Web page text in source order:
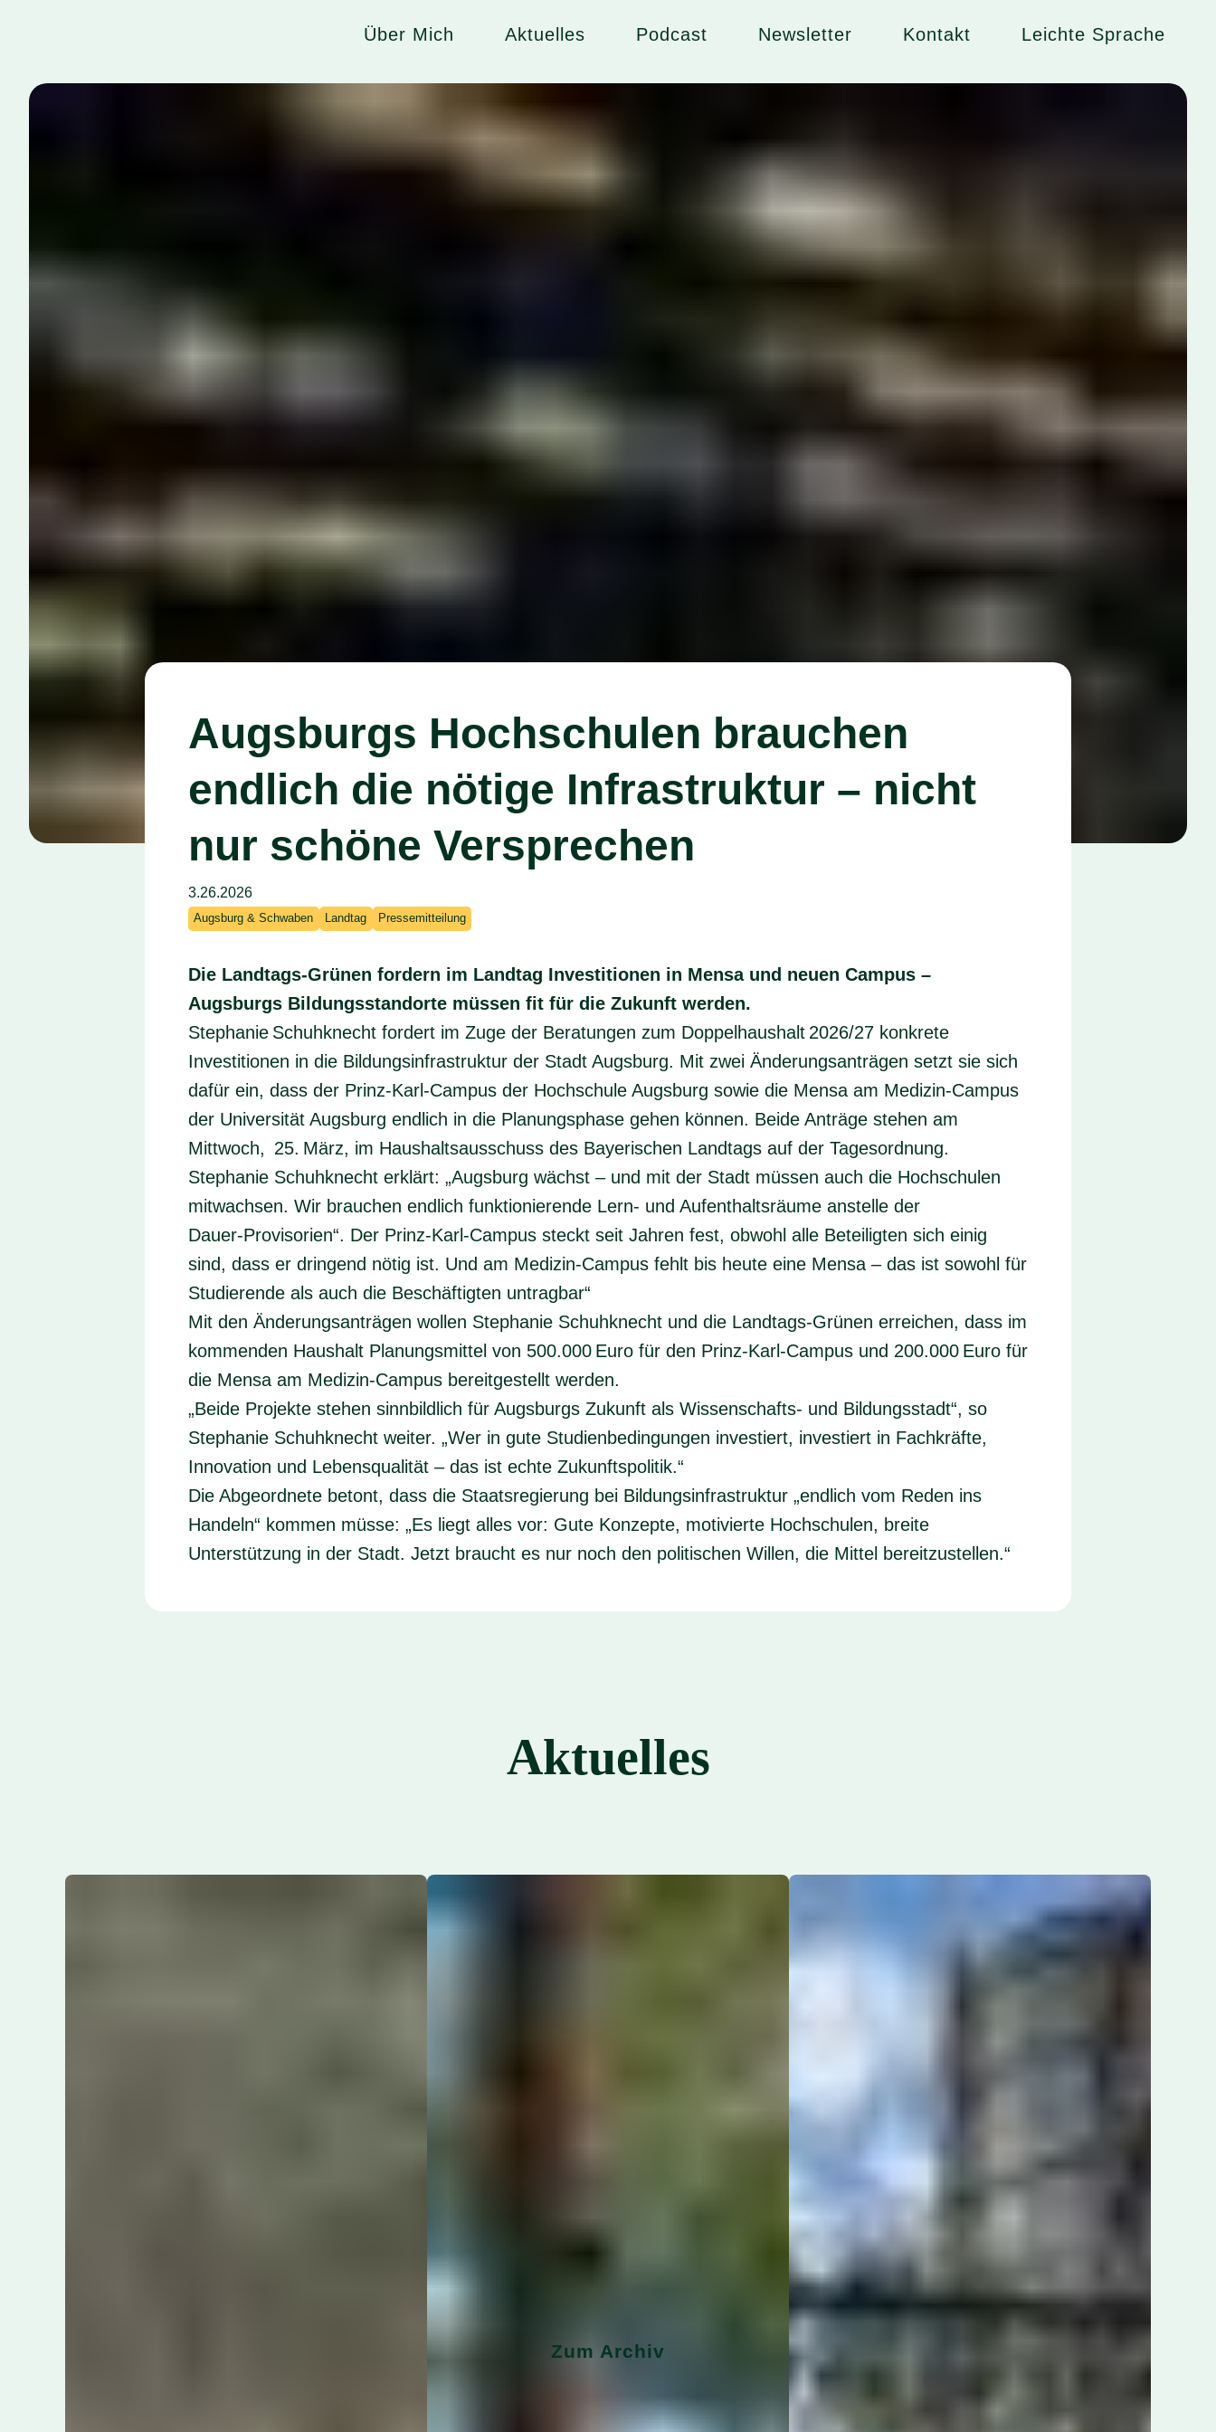
Über Mich Aktuelles Podcast Newsletter Kontakt Leichte Sprache
Augsburgs Hochschulen brauchen
endlich die nötige Infrastruktur – nicht
nur schöne Versprechen
3.26.2026
Augsburg & Schwaben Landtag Pressemitteilung
Die Landtags-Grünen fordern im Landtag Investitionen in Mensaund neuen Campus –
Augsburgs Bildungsstandorte müssen fit für die Zukunft werden.
Stephanie Schuhknecht fordert im Zuge der Beratungen zum Doppelhaushalt 2026/27 konkrete
Investitionen in die Bildungsinfrastruktur der Stadt Augsburg. Mit zwei Änderungsanträgen setzt sie sich
dafür ein, dass der Prinz‑Karl‑Campus der Hochschule Augsburg sowie die Mensa am Medizin‑Campus
der Universität Augsburg endlich in die Planungsphase gehen können. Beide Anträge stehen am
Mittwoch, 25. März, im Haushaltsausschuss des Bayerischen Landtags auf der Tagesordnung.
Stephanie Schuhknecht erklärt: „Augsburg wächst – und mit der Stadt müssen auch die Hochschulen
mitwachsen. Wir brauchen endlich funktionierende Lern‑ und Aufenthaltsräume anstelle der
Dauer‑Provisorien“. Der Prinz‑Karl‑Campus steckt seit Jahren fest, obwohl alle Beteiligten sich einig
sind, dass er dringend nötig ist. Und am Medizin‑Campus fehlt bis heute eine Mensa – das ist sowohl für
Studierende als auch die Beschäftigten untragbar“
Mit den Änderungsanträgen wollen Stephanie Schuhknecht und die Landtags-Grünen erreichen, dass im
kommenden Haushalt Planungsmittel von 500.000 Euro für den Prinz‑Karl‑Campus und 200.000 Euro für
die Mensa am Medizin‑Campus bereitgestellt werden.
„Beide Projekte stehen sinnbildlich für Augsburgs Zukunft als Wissenschafts‑ und Bildungsstadt“, so
Stephanie Schuhknecht weiter. „Wer in gute Studienbedingungen investiert, investiert in Fachkräfte,
Innovation und Lebensqualität – das ist echte Zukunftspolitik.“
Die Abgeordnete betont, dass die Staatsregierung bei Bildungsinfrastruktur „endlich vom Reden ins
Handeln“ kommen müsse: „Es liegt alles vor: Gute Konzepte, motivierte Hochschulen, breite
Unterstützung in der Stadt. Jetzt braucht es nur noch den politischen Willen, die Mittel bereitzustellen.“
Aktuelles
Zum Archiv